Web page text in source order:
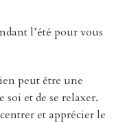
l’été pour vous
peut être une
soi et de se relaxer.
et apprécier le